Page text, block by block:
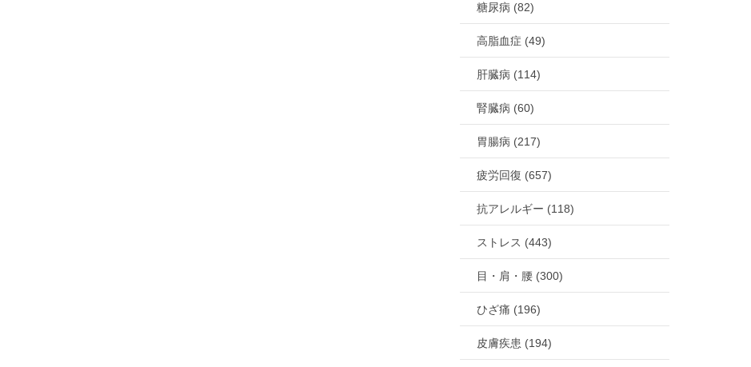
糖尿病 (82)
高脂血症 (49)
肝臓病 (114)
腎臓病 (60)
胃腸病 (217)
疲労回復 (657)
抗アレルギー (118)
ストレス (443)
目・肩・腰 (300)
ひざ痛 (196)
皮膚疾患 (194)